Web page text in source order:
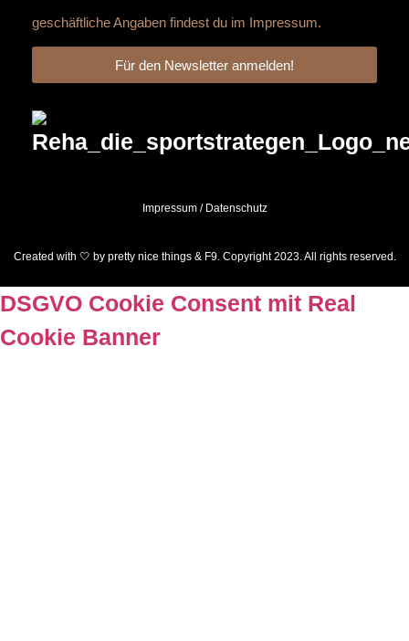
geschäftliche Angaben findest du im Impressum.
Für den Newsletter anmelden!
Impressum/ Datenschutz
Created with 🤍 by pretty nice things & F9. Copyright 2023. All rights reserved.
DSGVO Cookie Consent mit Real
Cookie Banner